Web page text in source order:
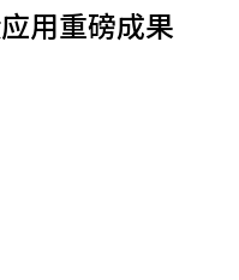
用重磅成果